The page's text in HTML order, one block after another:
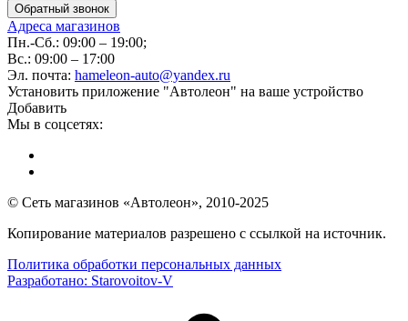
Обратный звонок
Адреса магазинов
Пн.-Сб.: 09:00 – 19:00;
Вс.: 09:00 – 17:00
Эл. почта: hameleon-auto@yandex.ru
Установить приложение "Автолеон" на ваше устройство
Добавить
Мы в соцсетях:
© Сеть магазинов «Автолеон», 2010-2025
Копирование материалов разрешено с ссылкой на источник.
Политика обработки персональных данных
Разработано: Starovoitov-V